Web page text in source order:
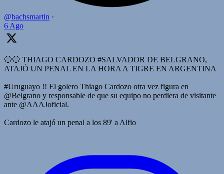
@bachsmartin ·
6 Ago
🔵🔵 THIAGO CARDOZO #SALVADOR DE BELGRANO,
ATAJÓ UN PENAL EN LA HORA A TIGRE EN ARGENTINA
#Uruguayo !! El golero Thiago Cardozo otra vez figura en
@Belgrano y responsable de que su equipo no perdiera de visitante
ante @AAAJoficial.
Cardozo le atajó un penal a los 89' a Alfio